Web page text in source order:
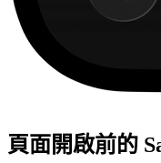
頁面開啟前的